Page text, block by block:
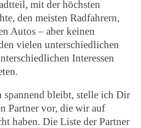
mit der höchsten
den meisten Radfahrern,
Autos – aber keinen
vielen unterschiedlichen
Interessen
spannend bleibt, stelle ich Dir
Partner vor, die wir auf
haben. Die Liste der Partner